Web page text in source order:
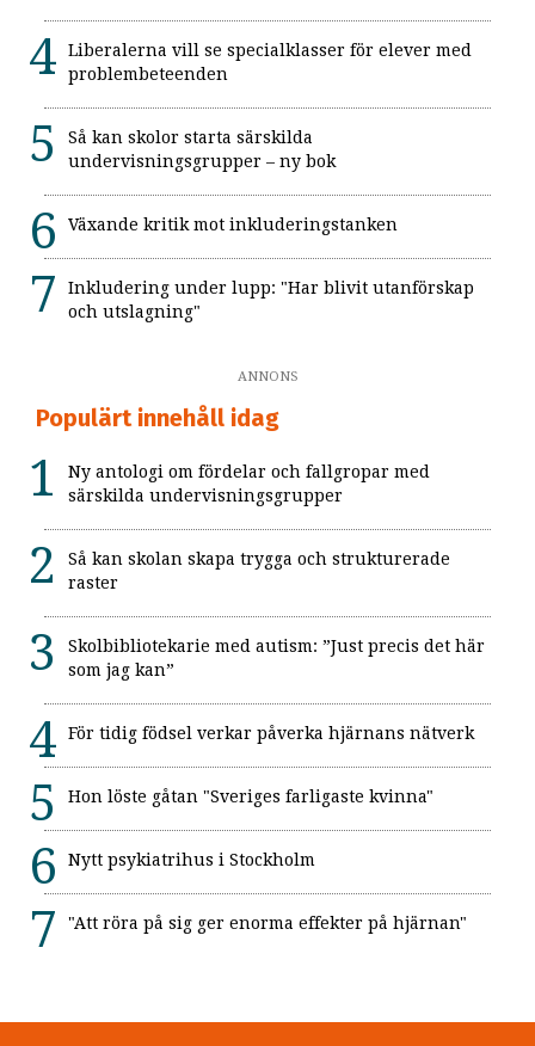
Liberalerna vill se specialklasser för elever med
problembeteenden
Så kan skolor starta särskilda
undervisningsgrupper – ny bok
Växande kritik mot inkluderingstanken
Inkludering under lupp: "Har blivit utanförskap
och utslagning"
ANNONS
Populärt innehåll idag
Ny antologi om fördelar och fallgropar med
särskilda undervisningsgrupper
Så kan skolan skapa trygga och strukturerade
raster
Skolbibliotekarie med autism: ”Just precis det här
som jag kan”
För tidig födsel verkar påverka hjärnans nätverk
Hon löste gåtan "Sveriges farligaste kvinna"
Nytt psykiatrihus i Stockholm
"Att röra på sig ger enorma effekter på hjärnan"